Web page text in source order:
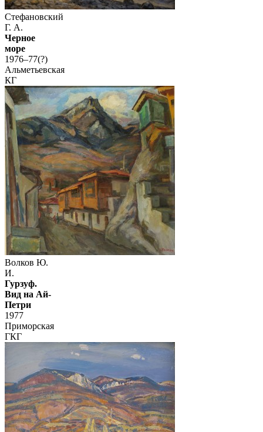
Стефановский
Г. А.
Черное
море
1976–77(?)
Альметьевская
КГ
Волков Ю.
И.
Гурзуф.
Вид на Ай-
Петри
1977
Приморская
ГКГ